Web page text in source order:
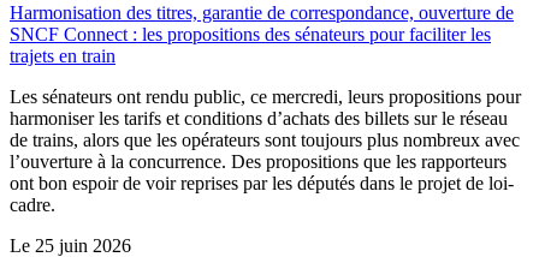
Harmonisation des titres, garantie de correspondance, ouverture de
SNCF Connect : les propositions des sénateurs pour faciliter les
trajets en train
Les sénateurs ont rendu public, ce mercredi, leurs propositions pour
harmoniser les tarifs et conditions d’achats des billets sur le réseau
de trains, alors que les opérateurs sont toujours plus nombreux avec
l’ouverture à la concurrence. Des propositions que les rapporteurs
ont bon espoir de voir reprises par les députés dans le projet de loi-
cadre.
Le 25 juin 2026